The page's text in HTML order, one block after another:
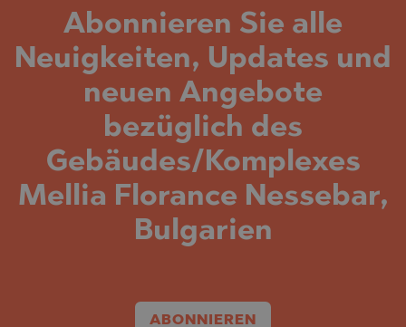
Abonnieren Sie alle
Neuigkeiten, Updates und
neuen Angebote
bezüglich des
Gebäudes/Komplexes
Mellia Florance Nessebar,
Bulgarien
ABONNIEREN